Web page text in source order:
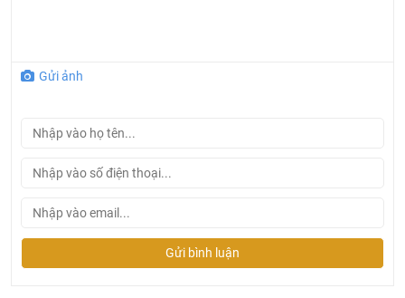
Gửi ảnh
Gửi bình luận